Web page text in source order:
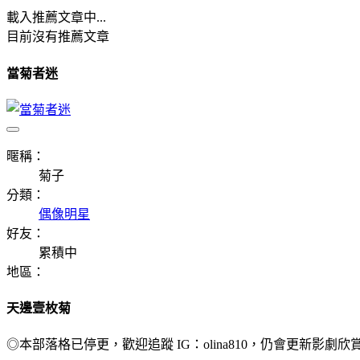
載入推薦文章中...
目前沒有推薦文章
當菊者迷
暱稱：
菊子
分類：
偶像明星
好友：
累積中
地區：
天邊壹枚菊
◎本部落格已停更，歡迎追蹤 IG：olina810，仍會更新影劇欣